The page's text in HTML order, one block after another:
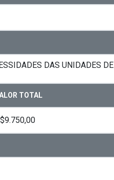
DAS UNIDADES DE
TOTAL